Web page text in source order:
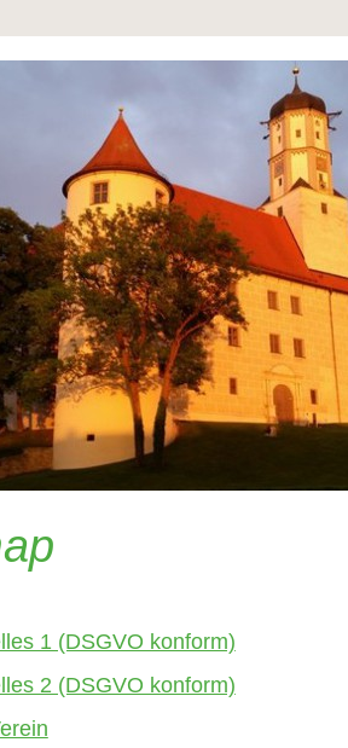
1 (DSGVO konform)
2 (DSGVO konform)